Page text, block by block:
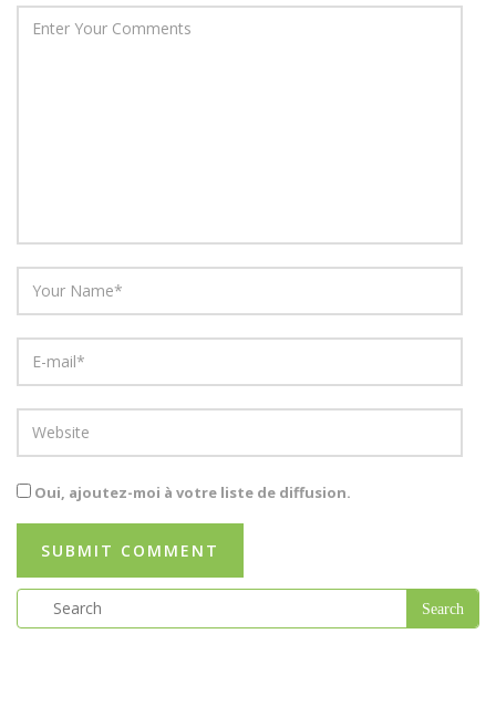
Oui, ajoutez-moi à votre liste de diffusion.